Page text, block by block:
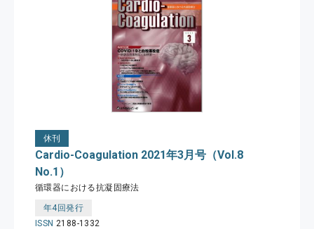
休刊
Cardio-Coagulation 2021年3月号（Vol.8
No.1）
循環器における抗凝固療法
年4回発行
ISSN 2188-1332